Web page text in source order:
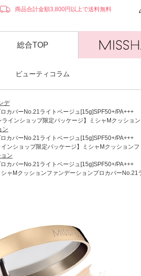
商品合計金額3,800円以上で送料無料
総合TOP
ビューティコラム
デ
カバーNo.21ライトベージュ[15g]SPF50+/PA+++
ラインショップ限定パッケージ】ミシャMクッシ
ン
カバーNo.21ライトベージュ[15g]SPF50+/PA+++
インショップ限定パッケージ】ミシャMクッション
ン
カバーNo.21ライトベージュ[15g]SPF50+/PA+++
ャMクッションファンデーションプロカバー